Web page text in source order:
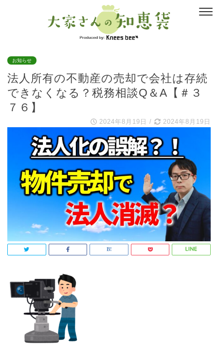
お知らせ
法人所有の不動産の売却で会社は存続
できなくなる？税務相談Q＆A【＃３
７６】
2024年8月19日 / 2024年8月19日